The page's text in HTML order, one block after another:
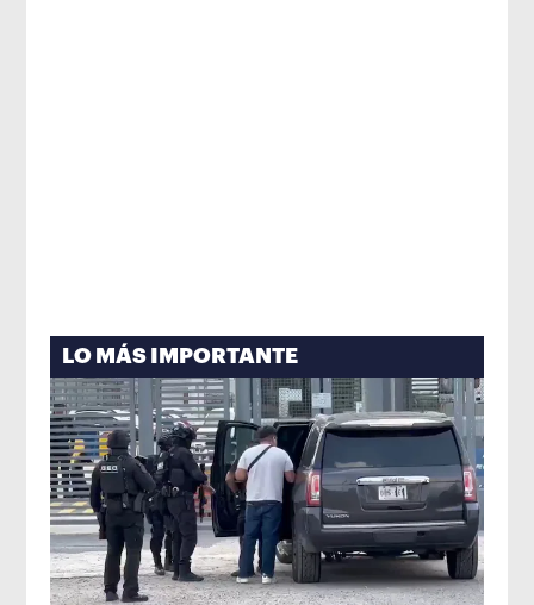
LO MÁS IMPORTANTE